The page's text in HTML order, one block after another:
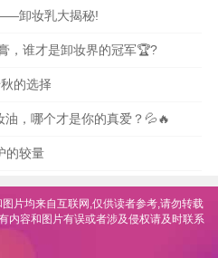
卸妆乳大揭秘!
，谁才是卸妆界的冠军🏆?
的选择
，哪个才是你的真爱？💦🔥
的较量
片均来自互联网,仅供读者参考,请勿转载
内容和图片有误或者涉及侵权请及时联系